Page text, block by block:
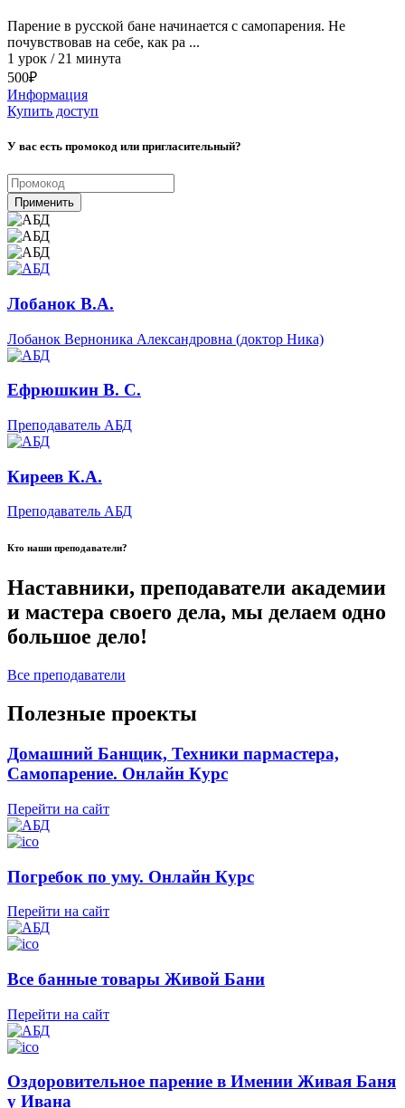
Парение в русской бане начинается с самопарения. Не
почувствовав на себе, как ра ...
1 урок / 21 минута
500₽
Информация
Купить доступ
У вас есть промокод или пригласительный?
Применить
Лобанок В.А.
Лобанок Верноника Александровна (доктор Ника)
Ефрюшкин В. С.
Преподаватель АБД
Киреев К.А.
Преподаватель АБД
Кто наши преподаватели?
Наставники, преподаватели академии
и мастера своего дела, мы делаем одно
большое дело!
Все преподаватели
Полезные проекты
Домашний Банщик, Техники пармастера,
Самопарение. Онлайн Курс
Перейти на сайт
Погребок по уму. Онлайн Курс
Перейти на сайт
Все банные товары Живой Бани
Перейти на сайт
Оздоровительное парение в Имении Живая Баня
у Ивана